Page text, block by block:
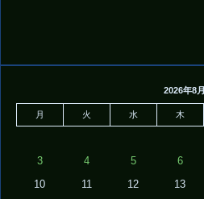
2026年8月
月 火 水 木
3 4 5 6
10 11 12 13